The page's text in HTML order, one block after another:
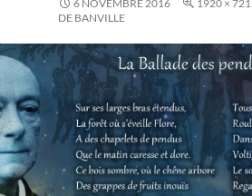
6 NOVEMBRE 2016 1920 × 721
DE BANVILLE